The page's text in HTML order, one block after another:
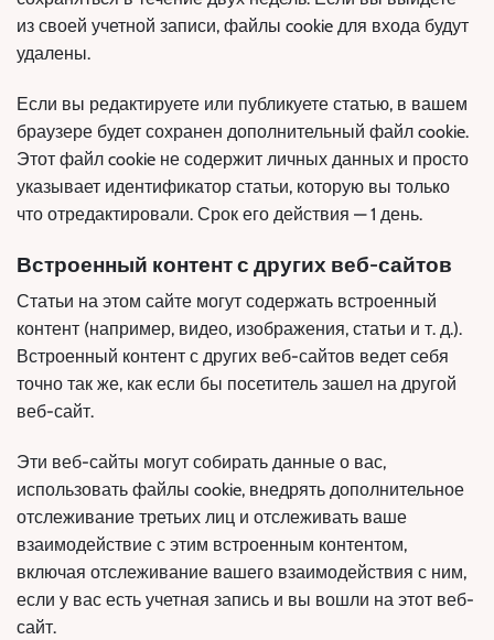
из своей учетной записи, файлы cookie для входа будут
удалены.
Если вы редактируете или публикуете статью, в вашем
браузере будет сохранен дополнительный файл cookie.
Этот файл cookie не содержит личных данных и просто
указывает идентификатор статьи, которую вы только
что отредактировали. Срок его действия — 1 день.
Встроенный контент с других веб-сайтов
Статьи на этом сайте могут содержать встроенный
контент (например, видео, изображения, статьи и т. д.).
Встроенный контент с других веб-сайтов ведет себя
точно так же, как если бы посетитель зашел на другой
веб-сайт.
Эти веб-сайты могут собирать данные о вас,
использовать файлы cookie, внедрять дополнительное
отслеживание третьих лиц и отслеживать ваше
взаимодействие с этим встроенным контентом,
включая отслеживание вашего взаимодействия с ним,
если у вас есть учетная запись и вы вошли на этот веб-
сайт.